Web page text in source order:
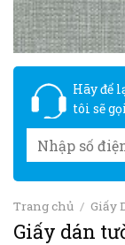
Hãy để
tôi sẽ
Trang chủ / Giấy
Giấy dán